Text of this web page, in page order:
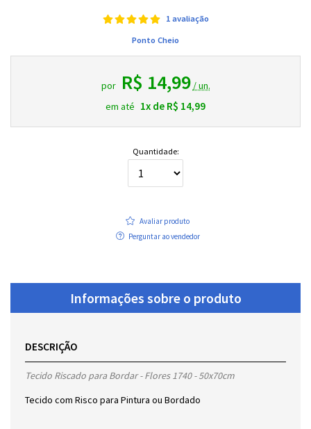
1 avaliação
Ponto Cheio
por R$ 14,99 / un.
em até 1x de R$ 14,99
Quantidade:
Avaliar produto
Perguntar ao vendedor
Informações sobre o produto
DESCRIÇÃO
Tecido Riscado para Bordar - Flores 1740 - 50x70cm
Tecido com Risco para Pintura ou Bordado